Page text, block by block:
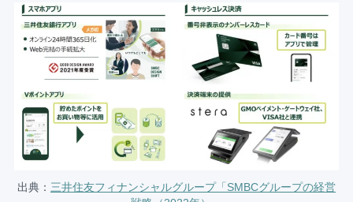
出典： 三井住友フィナンシャルグループ「SMBCグループの経営